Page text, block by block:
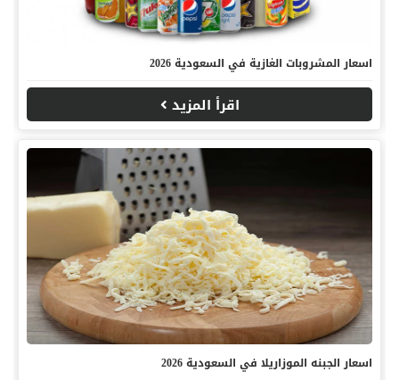
اسعار المشروبات الغازية في السعودية 2026
اقرأ المزيد
اسعار الجبنه الموزاريلا في السعودية 2026